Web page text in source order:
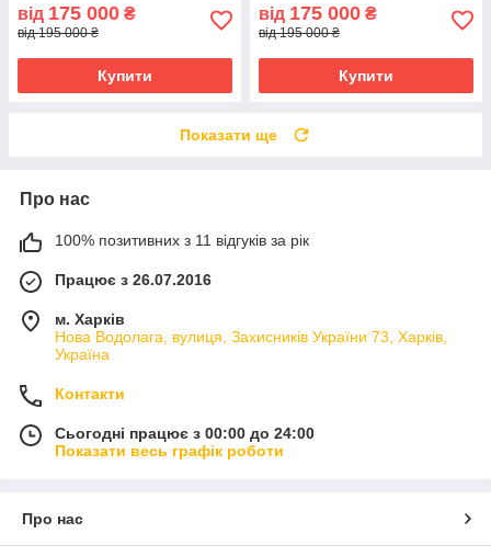
від 175 000 ₴
від 195 000 ₴
Купити
від 175 000 ₴
від 195 000 ₴
Купити
Показати ще
Про нас
100% позитивних з 11 відгуків за рік
Працює з 26.07.2016
м. Харків
Нова Водолага, вулиця, Захисників України 73, Харків,
Україна
Контакти
Сьогодні працює з 00:00 до 24:00
Показати весь графік роботи
Про нас